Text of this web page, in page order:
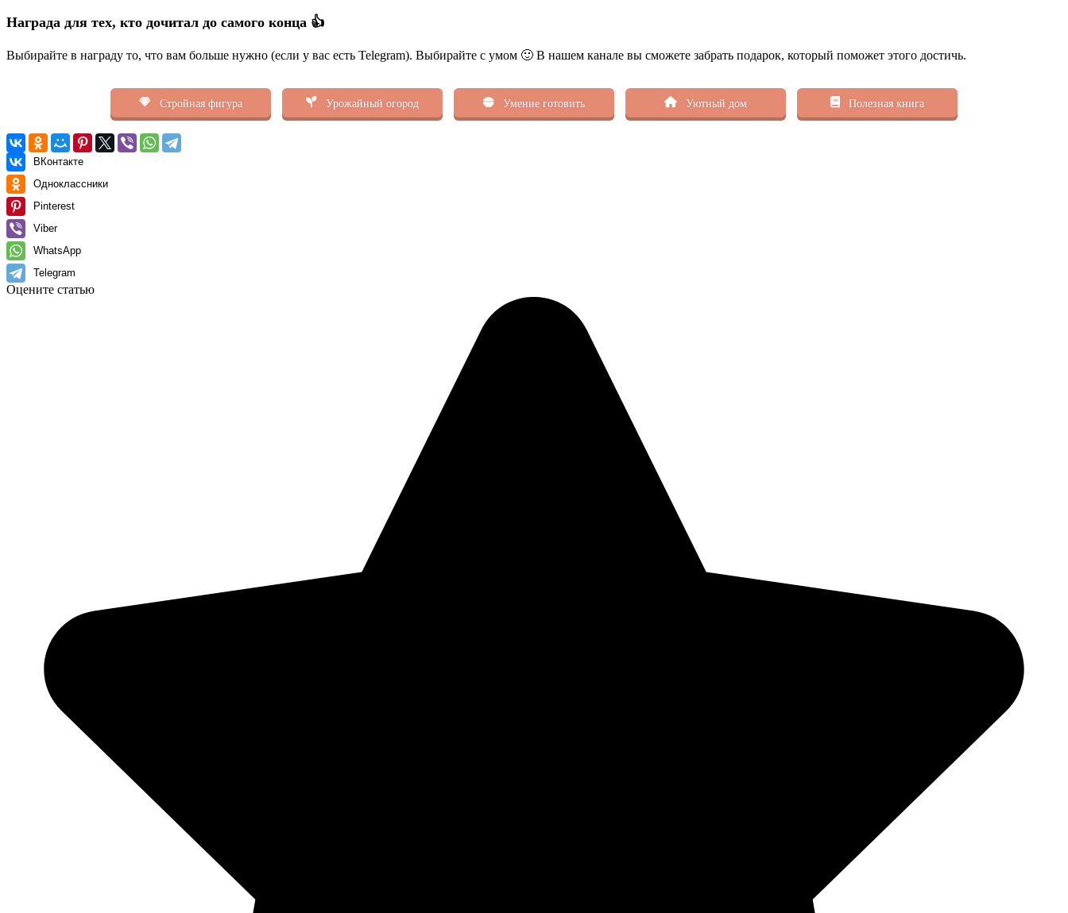
Награда для тех, кто дочитал до самого конца 👍
Выбирайте в награду то, что вам больше нужно (если у вас есть Telegram). Выбирайте с умом 🙂 В нашем канале вы сможете забрать подарок, который поможет этого достичь.
Стройная фигура Урожайный огород Умение готовить Уютный дом Полезная книга
ВКонтакте
Одноклассники
Pinterest
Viber
WhatsApp
Telegram
Оцените статью